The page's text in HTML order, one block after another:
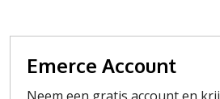
Emerce Account